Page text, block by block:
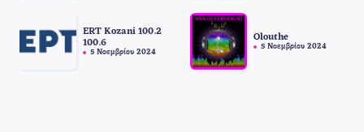
ERT Kozani 100.2
100.6
5 Νοεμβρίου 2024
Olouthe
5 Νοεμβρίου 2024